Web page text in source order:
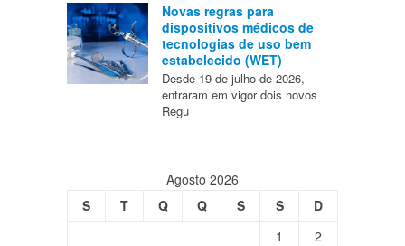
Novas regras para
dispositivos médicos de
tecnologias de uso bem
estabelecido (WET)
Desde 19 de julho de 2026,
entraram em vigor dois novos
Regu
Agosto 2026
S
T Q Q S S
D
1
2